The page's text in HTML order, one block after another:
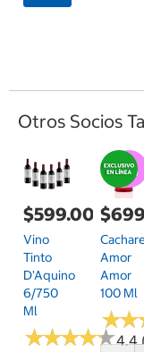
Otros Socios
$599.00
Vino
Tinto
D'Aquino
6/750
Ml
★★★★★
★★★★★4.4
Amor
Amor
100 Ml
★★
★★